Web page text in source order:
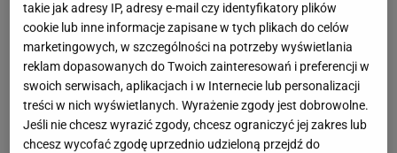
początku jest pełna niespodzianek. Z rywalizacją
pożegnały się już m.in.Marta Kostiuk, która poległa
w starciu z kwalifikantką - Sarą Bejlek czy Emma
Navarro, po porażce z Jessicą Bouzas Maneiro 0:6,
1:6. Z kolei w męskim odpowiedniku z rywalizacją
pożegnał się już m.in. Taylor Fritz. Amerykanin
takie jak adresy IP, adresy e-mail czy identyfikatory plików
cookie lub inne informacje zapisane w tych plikach do celów
marketingowych, w szczególności na potrzeby wyświetlania
reklam dopasowanych do Twoich zainteresowań i preferencji w
swoich serwisach, aplikacjach i w Internecie lub personalizacji
treści w nich wyświetlanych. Wyrażenie zgody jest dobrowolne.
Jeśli nie chcesz wyrazić zgody, chcesz ograniczyć jej zakres lub
chcesz wycofać zgodę uprzednio udzieloną przejdź do